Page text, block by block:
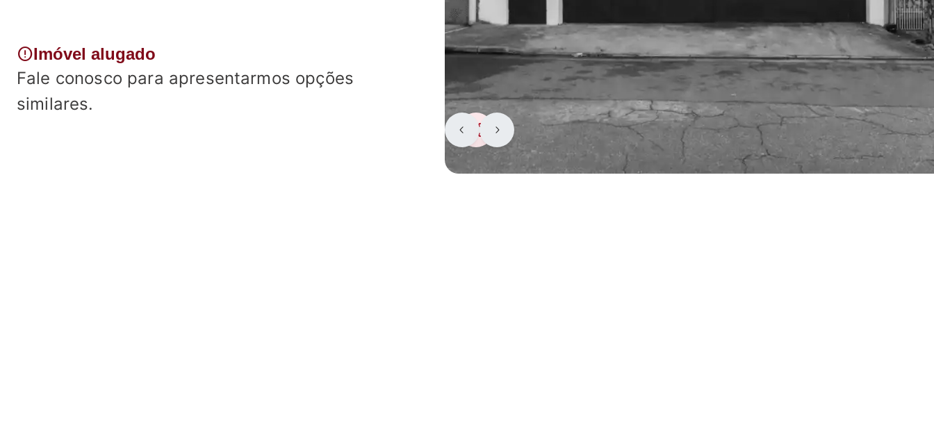
errorImóvel alugado
Fale conosco para apresentarmos opções
similares.